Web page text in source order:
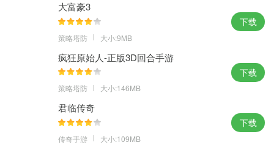
大富豪3
策略塔防 大小:9MB
下载
疯狂原始人-正版3D回合手游
策略塔防 大小:146MB
下载
君临传奇
传奇手游 大小:109MB
下载